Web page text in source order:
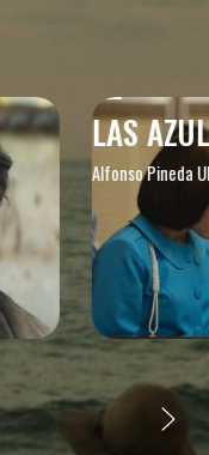
LAS
Alfonso Pineda